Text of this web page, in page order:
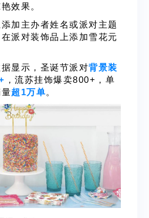
效果。
加主办者姓名或派对主题
派对装饰品上添加雪花元
显示，圣诞节派对背景装
，流苏挂饰爆卖800+，单
超1万单。